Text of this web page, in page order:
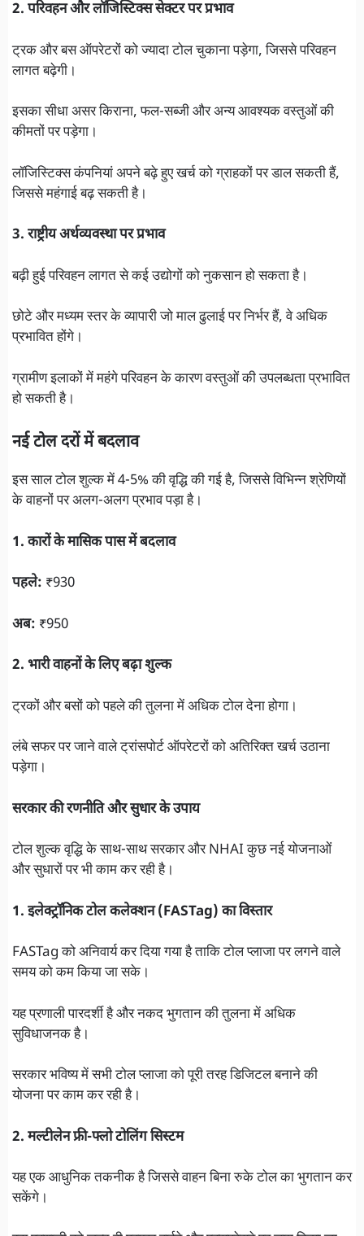
2. परिवहन और लॉजिस्टिक्स सेक्टर पर प्रभाव
ट्रक और बस ऑपरेटरों को ज्यादा टोल चुकाना पड़ेगा, जिससे परिवहन
लागत बढ़ेगी।
इसका सीधा असर किराना, फल-सब्जी और अन्य आवश्यक वस्तुओं की
कीमतों पर पड़ेगा।
लॉजिस्टिक्स कंपनियां अपने बढ़े हुए खर्च को ग्राहकों पर डाल सकती हैं,
जिससे महंगाई बढ़ सकती है।
3. राष्ट्रीय अर्थव्यवस्था पर प्रभाव
बढ़ी हुई परिवहन लागत से कई उद्योगों को नुकसान हो सकता है।
छोटे और मध्यम स्तर के व्यापारी जो माल ढुलाई पर निर्भर हैं, वे अधिक
प्रभावित होंगे।
ग्रामीण इलाकों में महंगे परिवहन के कारण वस्तुओं की उपलब्धता प्रभावित
हो सकती है।
नई टोल दरों में बदलाव
इस साल टोल शुल्क में 4-5% की वृद्धि की गई है, जिससे विभिन्न श्रेणियों
के वाहनों पर अलग-अलग प्रभाव पड़ा है।
1. कारों के मासिक पास में बदलाव
पहले: ₹930
अब: ₹950
2. भारी वाहनों के लिए बढ़ा शुल्क
ट्रकों और बसों को पहले की तुलना में अधिक टोल देना होगा।
लंबे सफर पर जाने वाले ट्रांसपोर्ट ऑपरेटरों को अतिरिक्त खर्च उठाना
पड़ेगा।
सरकार की रणनीति और सुधार के उपाय
टोल शुल्क वृद्धि के साथ-साथ सरकार और NHAI कुछ नई योजनाओं
और सुधारों पर भी काम कर रही है।
1. इलेक्ट्रॉनिक टोल कलेक्शन (FASTag) का विस्तार
FASTag को अनिवार्य कर दिया गया है ताकि टोल प्लाजा पर लगने वाले
समय को कम किया जा सके।
यह प्रणाली पारदर्शी है और नकद भुगतान की तुलना में अधिक
सुविधाजनक है।
सरकार भविष्य में सभी टोल प्लाजा को पूरी तरह डिजिटल बनाने की
योजना पर काम कर रही है।
2. मल्टीलेन फ्री-फ्लो टोलिंग सिस्टम
यह एक आधुनिक तकनीक है जिससे वाहन बिना रुके टोल का भुगतान कर
सकेंगे।